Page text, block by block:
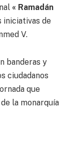
« Ramadán
iniciativas de
V.
banderas y
ciudadanos
que
la monarquía